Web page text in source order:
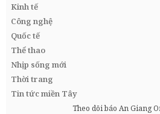
Kinh tế
Công nghệ
Quốc tế
Thể thao
Nhịp sống mới
Thời trang
Tin tức miền Tây
Theo dõi báo An Giang